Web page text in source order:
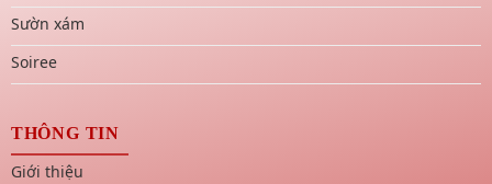
Sườn xám
Soiree
THÔNG TIN
Giới thiệu